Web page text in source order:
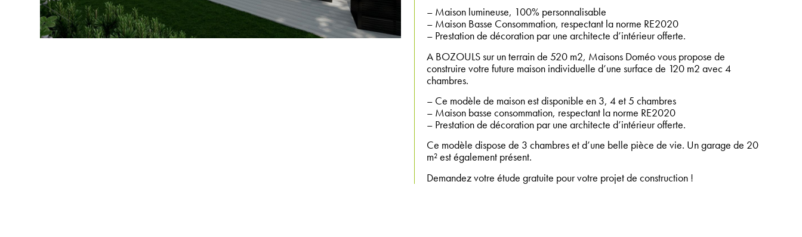
– Maison lumineuse, 100% personnalisable
– Maison Basse Consommation, respectant la norme RE2020
– Prestation de décoration par une architecte d’intérieur offerte.
A BOZOULS sur un terrain de 520 m2, Maisons Doméo vous propose de
construire votre future maison individuelle d’une surface de 120 m2 avec 4
chambres.
– Ce modèle de maison est disponible en 3, 4 et 5 chambres
– Maison basse consommation, respectant la norme RE2020
– Prestation de décoration par une architecte d’intérieur offerte.
Ce modèle dispose de 3 chambres et d’une belle pièce de vie. Un garage de 20
m² est également présent.
Demandez votre étude gratuite pour votre projet de construction !